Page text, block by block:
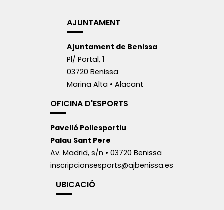
AJUNTAMENT
Ajuntament de Benissa
Pl/ Portal, 1
03720 Benissa
Marina Alta • Alacant
OFICINA D'ESPORTS
Pavelló Poliesportiu
Palau Sant Pere
Av. Madrid, s/n • 03720 Benissa
inscripcionsesports@ajbenissa.es
UBICACIÓ